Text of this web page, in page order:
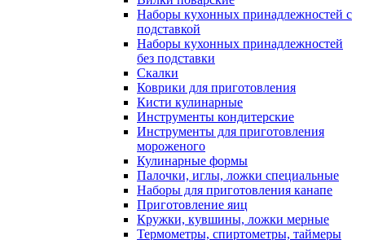
Наборы кухонных принадлежностей с
подставкой
Наборы кухонных принадлежностей
без подставки
Скалки
Коврики для приготовления
Кисти кулинарные
Инструменты кондитерские
Инструменты для приготовления
мороженого
Кулинарные формы
Палочки, иглы, ложки специальные
Наборы для приготовления канапе
Приготовление яиц
Кружки, кувшины, ложки мерные
Термометры, спиртометры, таймеры